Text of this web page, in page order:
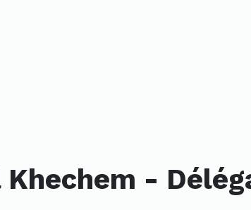
Khechem -